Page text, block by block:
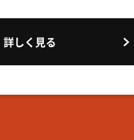
詳しく見る